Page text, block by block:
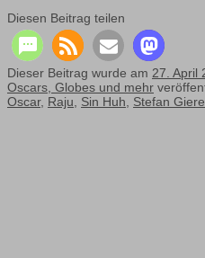
Diesen Beitrag teilen
Dieser Beitrag wurde am 27. April
Oscars, Globes und mehr
Oscar, Raju, Sin Huh, Stefan